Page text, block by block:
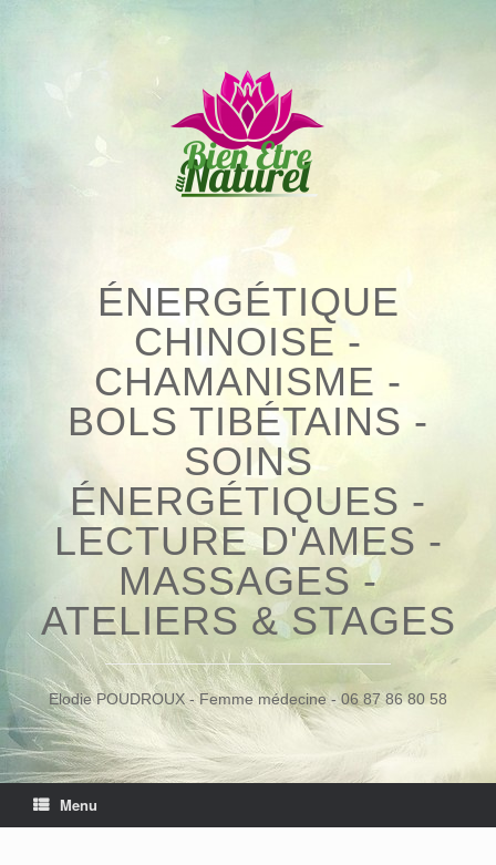
ÉNERGÉTIQUE
CHINOISE -
CHAMANISME -
BOLS TIBÉTAINS -
SOINS
ÉNERGÉTIQUES -
LECTURE D'AMES -
MASSAGES -
ATELIERS & STAGES
Elodie POUDROUX - Femme médecine - 06 87 86 80 58
Menu